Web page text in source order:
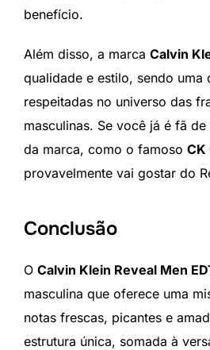
benefício.
Além disso, a marca Calvin
qualidade e estilo, sendo uma
respeitadas no universo das
masculinas. Se você já é fã
da marca, como o famoso CK
provavelmente vai gostar do
Conclusão
O Calvin Klein Reveal Men
masculina que oferece uma
notas frescas, picantes e
estrutura única, somada à